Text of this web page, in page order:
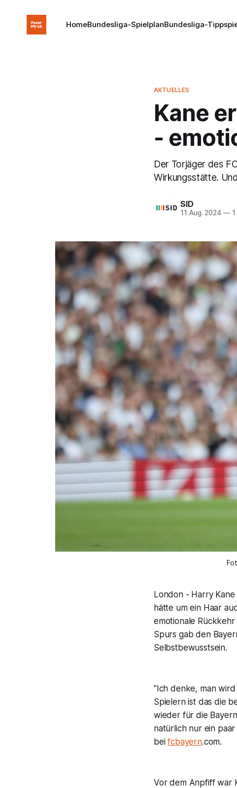
HomeBundesliga-SpielplanBundesliga-
AKTUELLES
Kane
-
Der Torjäger des
Wirkungsstätte.
SID
11 Aug. 2024 —1
London - Harry
hätte um ein Haar
emotionale
Spurs gab den
Selbstbewusstsein.
"Ich denke, man wird
Spielern ist das die
wieder für die
natürlich nur ein
beifcbayern.com.
Vor dem Anpfiff war